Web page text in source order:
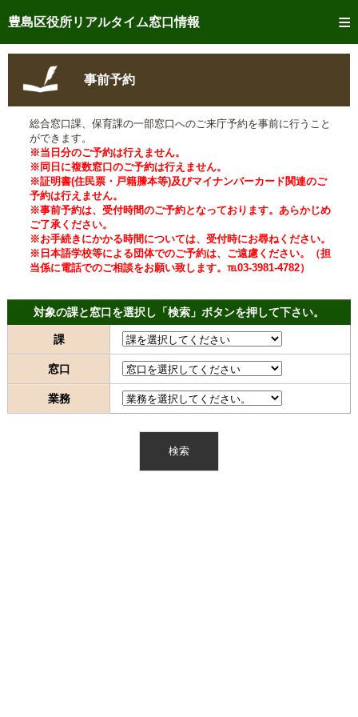
豊島区役所リアルタイム窓口情報
トップページへ
ご利用方法
事前予約
予約状況確認
リアルタイム窓口混雑状況
リアルタイム交付状況確認
メール通知登録
混雑予想カレンダー
事前予約
総合窓口課、保育課の一部窓口へのご来庁予約を事前に行うこと
ができます。
※当日分のご予約は行えません。
※同日に複数窓口のご予約は行えません。
※証明書(住民票・戸籍謄本等)及びマイナンバーカード関連のご
予約は行えません。
※事前予約は、受付時間のご予約となっております。あらかじめ
ご了承ください。
※お手続きにかかる時間については、受付時にお尋ねください。
※日本語学校等による団体でのご予約は、ご遠慮ください。（担
当係に電話でのご相談をお願い致します。℡03-3981-4782）
対象の課と窓口を選択し「検索」ボタンを押して下さい。
課
窓口
業務